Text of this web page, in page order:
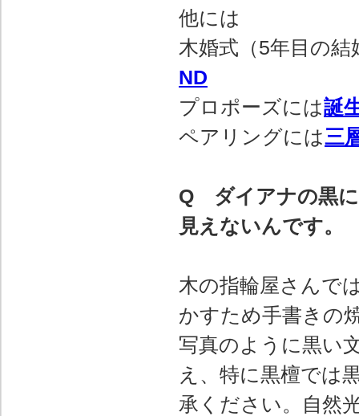
他には
木婚式（5年目の
ND
プロポーズには誕
ペアリングには三
Q ダイアナの黒に
見えないんです。
木の指輪屋さんで
かすため手書きの
写真のように黒い
え、特に黒檀では
承ください。自然